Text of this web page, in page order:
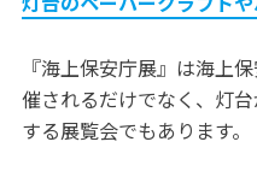
『海上保安庁展』は海上
催されるだけでなく、灯
する展覧会でもあります。